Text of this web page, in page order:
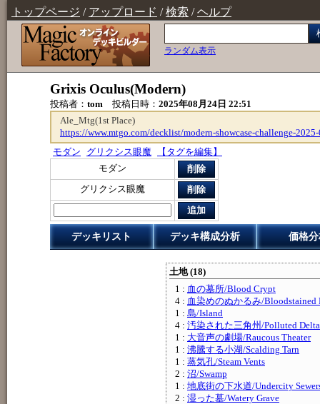
トップページ / アップロード /検索 /ヘルプ
ランダム表示
Grixis Oculus(Modern)
投稿者： tom 投稿日時： 2025年08月24日 22:51
Ale_Mtg(1st Place)
https://www.mtgo.com/decklist/modern-showcase-challenge-
モダン
グリクシス眼魔
【タグを編集】
モダン
削除
グリクシス眼魔
削除
追加
デッキリスト デッキ構成分析 価格
土地 (18)
1 : 血の墓所/Blood Crypt
4 : 血染めのぬかるみ/Bloodstained
1 : 島/Island
4 : 汚染された三角州/Polluted Delta
1 : 大音声の劇場/Raucous Theater
1 : 沸騰する小湖/Scalding Tarn
1 : 蒸気孔/Steam Vents
2 : 沼/Swamp
1 : 地底街の下水道/Undercity
2 : 湿った墓/Watery Grave